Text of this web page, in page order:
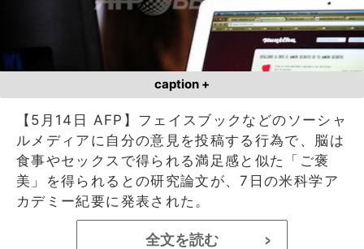
caption +
【5月14日 AFP】フェイスブックなどのソーシャ
ルメディアに自分の意見を投稿する行為で、脳は
食事やセックスで得られる満足感と似た「ご褒
美」を得られるとの研究論文が、7日の米科学ア
カデミー紀要に発表された。
全文を読む >